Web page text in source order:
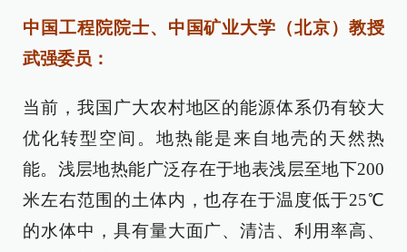
中国工程院院士、中国矿业大学（北京）教授
武强委员：
当前，我国广大农村地区的能源体系仍有较大
优化转型空间。地热能是来自地壳的天然热
能。浅层地热能广泛存在于地表浅层至地下200
米左右范围的土体内，也存在于温度低于25℃
的水体中，具有量大面广、清洁、利用率高、